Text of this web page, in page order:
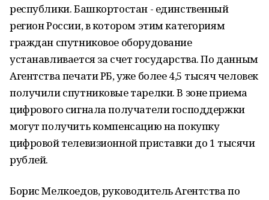
республики. Башкортостан - единственный
регион России, в котором этим категориям
граждан спутниковое оборудование
устанавливается за счет государства. По данным
Агентства печати РБ, уже более 4,5 тысяч человек
получили спутниковые тарелки. В зоне приема
цифрового сигнала получатели господдержки
могут получить компенсацию на покупку
цифровой телевизионной приставки до 1 тысячи
рублей.
Борис Мелкоедов, руководитель Агентства по